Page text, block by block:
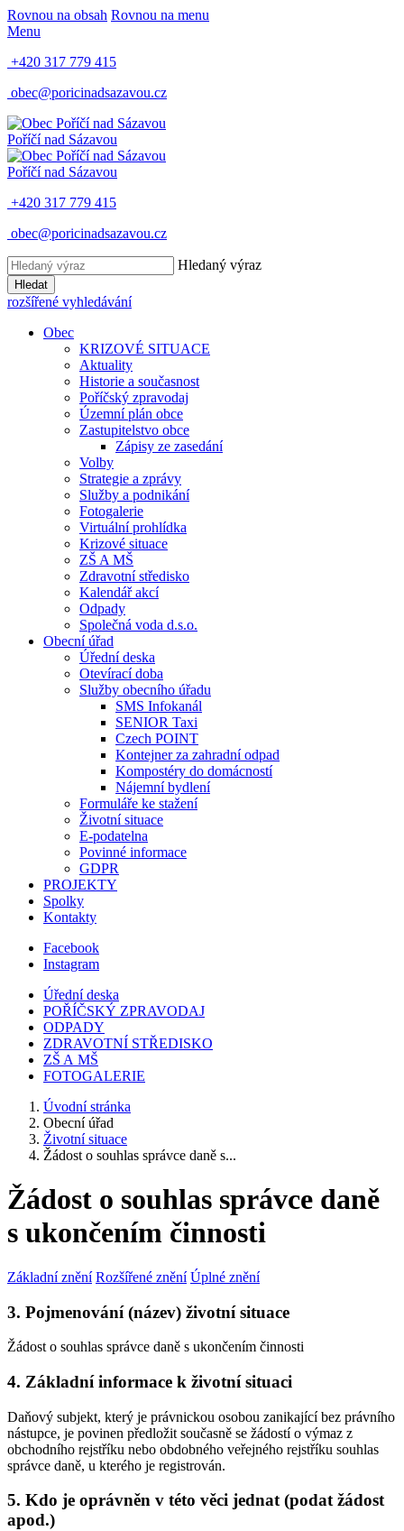
Rovnou na obsah Rovnou na menu
Menu
+420 317 779 415
obec@poricinadsazavou.cz
Poříčí nad Sázavou
Poříčí nad Sázavou
+420 317 779 415
obec@poricinadsazavou.cz
Hledaný výraz
Hledat
rozšířené vyhledávání
Obec
KRIZOVÉ SITUACE
Aktuality
Historie a současnost
Poříčský zpravodaj
Územní plán obce
Zastupitelstvo obce
Zápisy ze zasedání
Volby
Strategie a zprávy
Služby a podnikání
Fotogalerie
Virtuální prohlídka
Krizové situace
ZŠ A MŠ
Zdravotní středisko
Kalendář akcí
Odpady
Společná voda d.s.o.
Obecní úřad
Úřední deska
Otevírací doba
Služby obecního úřadu
SMS Infokanál
SENIOR Taxi
Czech POINT
Kontejner za zahradní odpad
Kompostéry do domácností
Nájemní bydlení
Formuláře ke stažení
Životní situace
E-podatelna
Povinné informace
GDPR
PROJEKTY
Spolky
Kontakty
Facebook
Instagram
Úřední deska
POŘÍČSKÝ ZPRAVODAJ
ODPADY
ZDRAVOTNÍ STŘEDISKO
ZŠ A MŠ
FOTOGALERIE
Úvodní stránka
Obecní úřad
Životní situace
Žádost o souhlas správce daně s...
Žádost o souhlas správce daně
s ukončením činnosti
Základní znění Rozšířené znění Úplné znění
3. Pojmenování (název) životní situace
Žádost o souhlas správce daně s ukončením činnosti
4. Základní informace k životní situaci
Daňový subjekt, který je právnickou osobou zanikající bez právního
nástupce, je povinen předložit současně se žádostí o výmaz z
obchodního rejstříku nebo obdobného veřejného rejstříku souhlas
správce daně, u kterého je registrován.
5. Kdo je oprávněn v této věci jednat (podat žádost
apod.)